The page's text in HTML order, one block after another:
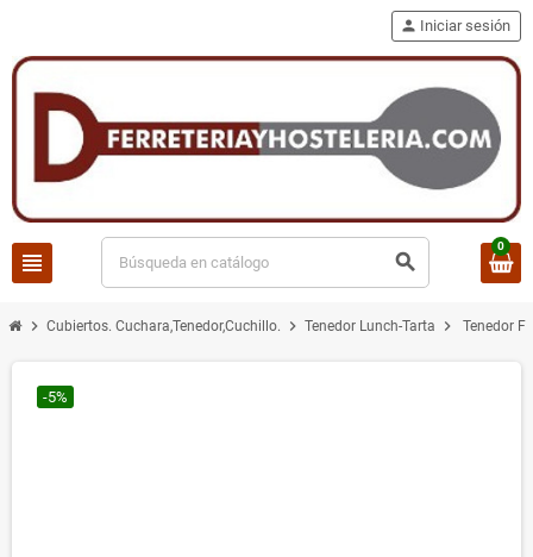
view_headline search
person Iniciar sesión
0
chevron_right Cubiertos. Cuchara,Tenedor,Cuchillo. chevron_right Tenedor Lunch-Tarta chevron_right Tenedor
-5%